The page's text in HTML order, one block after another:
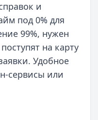
и
под 0% для
99%, нужен
на карту
Удобное
сервисы или